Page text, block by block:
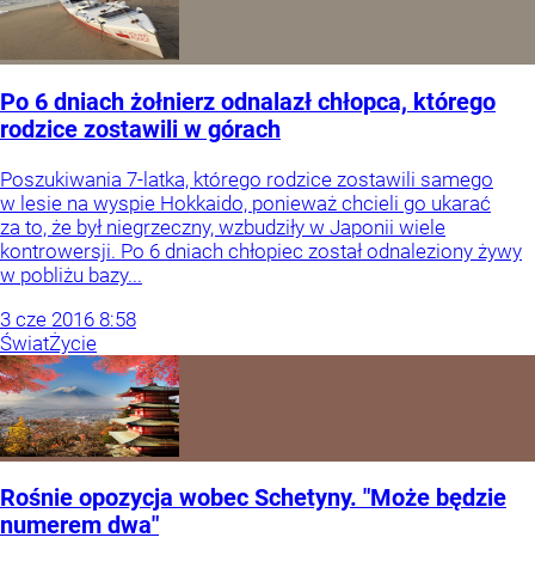
Po 6 dniach żołnierz odnalazł chłopca, którego
rodzice zostawili w górach
Poszukiwania 7-latka, którego rodzice zostawili samego
w lesie na wyspie Hokkaido, ponieważ chcieli go ukarać
za to, że był niegrzeczny, wzbudziły w Japonii wiele
kontrowersji. Po 6 dniach chłopiec został odnaleziony żywy
w pobliżu bazy...
3 cze 2016 8:58
ŚwiatŻycie
Rośnie opozycja wobec Schetyny. "Może będzie
numerem dwa"